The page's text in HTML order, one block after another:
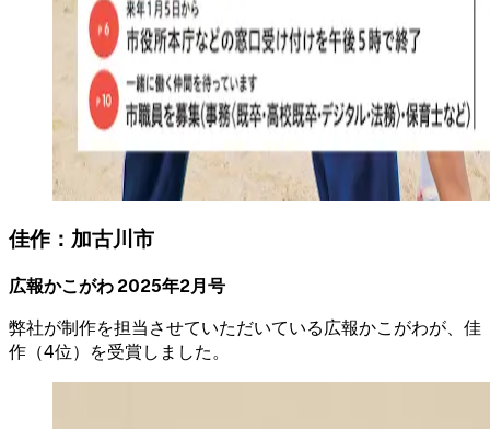
佳作：加古川市
広報かこがわ 2025年2月号
弊社が制作を担当させていただいている広報かこがわが、佳
作（4位）を受賞しました。